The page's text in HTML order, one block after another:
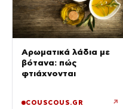
Αρωματικά λάδια με
βότανα: πώς
φτιάχνονται
COUSCOUS.GR ↗